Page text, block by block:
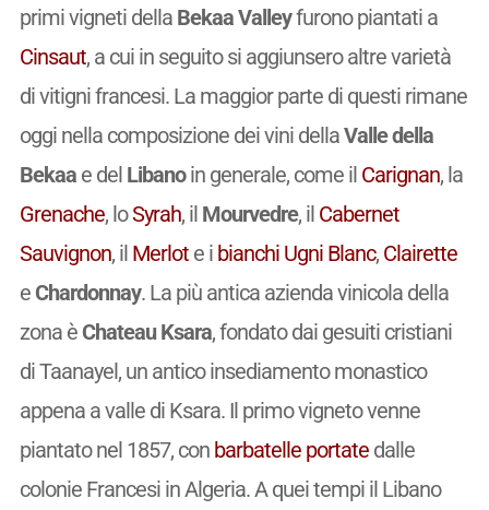
primi vigneti della Bekaa Valleyfurono piantati a
Cinsaut, a cui in seguito si aggiunsero altre varietà
di vitigni francesi. La maggior parte di questi rimane
oggi nella composizione dei vini dellaValle della
Bekaae del Libanoin generale, come il Carignan, la
Grenache, loSyrah, il Mourvedre, il Cabernet
Sauvignon, il Merlote i bianchi Ugni Blanc, Clairette
e Chardonnay. La più antica azienda vinicola della
zona è Chateau Ksara, fondato dai gesuiti cristiani
di Taanayel, un antico insediamento monastico
appena a valle di Ksara. Il primo vigneto venne
piantato nel 1857, con barbatelle portatedalle
colonie Francesi in Algeria. A quei tempi il Libano